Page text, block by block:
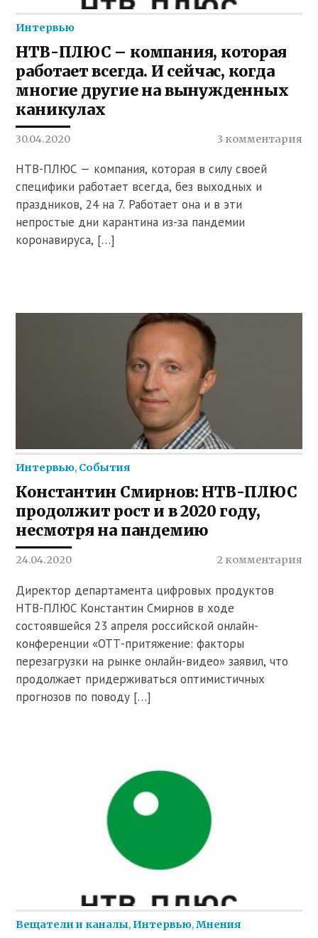
Интервью
НТВ-ПЛЮС – компания, которая
работает всегда. И сейчас, когда
многие другие на вынужденных
каникулах
30.04.2020 3 комментария
НТВ-ПЛЮС — компания, которая в силу своей
специфики работает всегда, без выходных и
праздников, 24 на 7. Работает она и в эти
непростые дни карантина из-за пандемии
коронавируса, […]
Интервью, События
Константин Смирнов: НТВ-ПЛЮС
продолжит рост и в 2020 году,
несмотря на пандемию
24.04.2020 2 комментария
Директор департамента цифровых продуктов
НТВ-ПЛЮС Константин Смирнов в ходе
состоявшейся 23 апреля российской онлайн-
конференции «ОТТ-притяжение: факторы
перезагрузки на рынке онлайн-видео» заявил, что
продолжает придерживаться оптимистичных
прогнозов по поводу […]
Вещатели и каналы, Интервью,Мнения